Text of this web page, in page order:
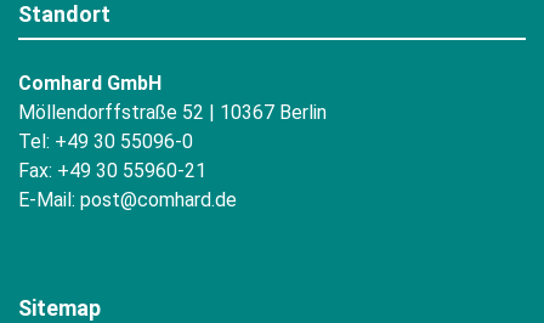
Standort
Comhard GmbH
Möllendorffstraße 52 | 10367 Berlin
Tel: +49 30 55096-0
Fax: +49 30 55960-21
E-Mail: post@comhard.de
Sitemap